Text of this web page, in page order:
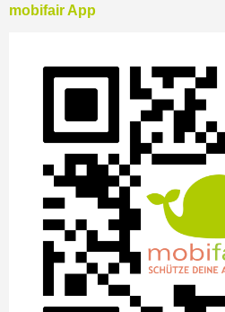
mobifair App